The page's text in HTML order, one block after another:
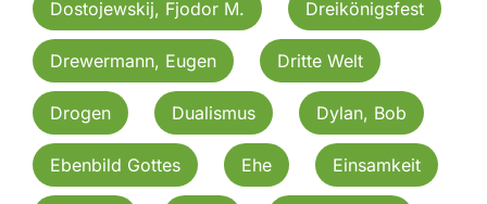
Dostojewskij, Fjodor M. Dreikönigsfest
Drewermann, Eugen Dritte Welt
Drogen Dualismus Dylan, Bob
Ebenbild Gottes Ehe Einsamkeit